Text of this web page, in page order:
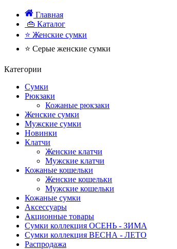
Главная
👜 Каталог
⭐ Женские сумки
⭐ Серые женские сумки
Категории
Сумки
Рюкзаки
Кожаные рюкзаки
Женские сумки
Мужские сумки
Новинки
Клатчи
Женские клатчи
Мужские клатчи
Кожаные кошельки
Женские кошельки
Мужские кошельки
Кожаные сумки
Аксессуары
Акционные товары
Сумки коллекция ОСЕНЬ - ЗИМА
Сумки коллекция ВЕСНА - ЛЕТО
Распродажа